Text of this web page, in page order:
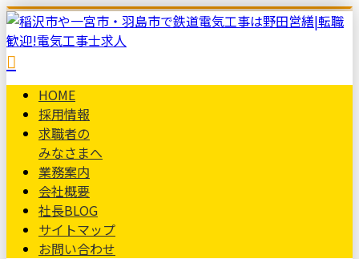
HOME
採用情報
求職者の
みなさまへ
業務案内
会社概要
社長BLOG
サイトマップ
お問い合わせ